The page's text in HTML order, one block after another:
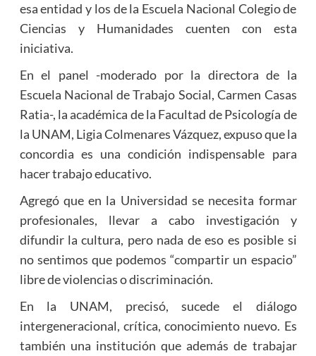
esa entidad y los de la Escuela Nacional Colegio de
Ciencias y Humanidades cuenten con esta
iniciativa.
En el panel -moderado por la directora de la
Escuela Nacional de Trabajo Social, Carmen Casas
Ratia-, la académica de la Facultad de Psicología de
la UNAM, Ligia Colmenares Vázquez, expuso que la
concordia es una condición indispensable para
hacer trabajo educativo.
Agregó que en la Universidad se necesita formar
profesionales, llevar a cabo investigación y
difundir la cultura, pero nada de eso es posible si
no sentimos que podemos “compartir un espacio”
libre de violencias o discriminación.
En la UNAM, precisó, sucede el diálogo
intergeneracional, crítica, conocimiento nuevo. Es
también una institución que además de trabajar